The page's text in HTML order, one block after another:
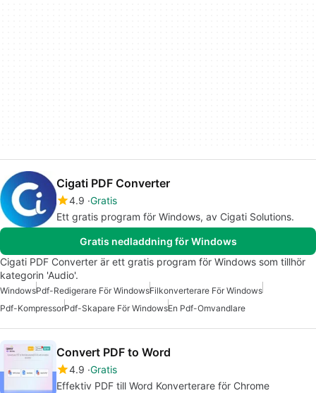
Cigati PDF Converter
4.9 Gratis
Ett gratis program för Windows, av Cigati Solutions.
Gratis nedladdning för Windows
Cigati PDF Converter är ett gratis program för Windows som tillhör
kategorin 'Audio'.
WindowsPdf-Redigerare För WindowsFilkonverterare För Windows
Pdf-KompressorPdf-Skapare För WindowsEn Pdf-Omvandlare
Convert PDF to Word
4.9 Gratis
Effektiv PDF till Word Konverterare för Chrome